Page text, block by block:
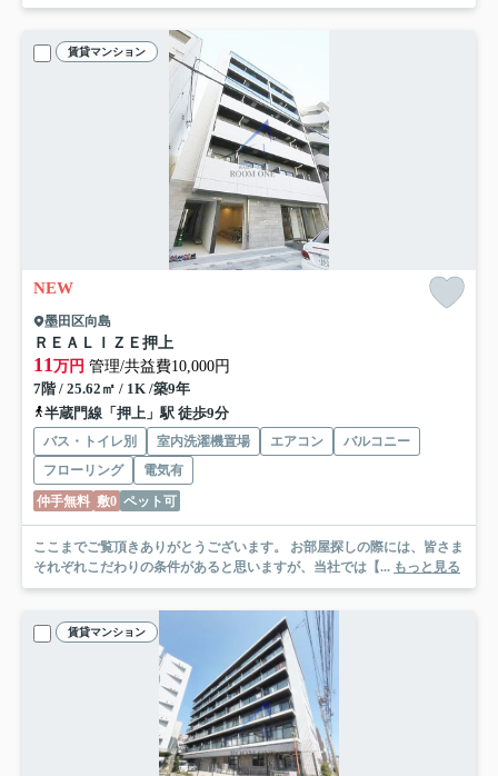
賃貸マンション
NEW
墨田区向島
ＲＥＡＬＩＺＥ押上
11 万円 管理/共益費10,000円
7階 / 25.62㎡ / 1K /築9年
半蔵門線「押上」駅 徒歩9分
バス・トイレ別 室内洗濯機置場 エアコン
バルコニー
フローリング
電気有
仲手無料 敷0 ペット可
ここまでご覧頂きありがとうございます。 お部屋探しの際には、皆さま
それぞれこだわりの条件があると思いますが、当社では【... もっと見る
賃貸マンション